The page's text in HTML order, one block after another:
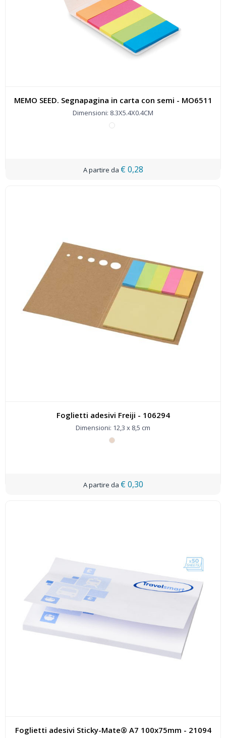
MEMO SEED. Segnapagina in carta con semi - MO6511
Dimensioni: 8.3X5.4X0.4CM
€ 0,28
Foglietti adesivi Freiji - 106294
Dimensioni: 12,3 x 8,5 cm
€ 0,30
Foglietti adesivi Sticky-Mate® A7 100x75mm - 21094